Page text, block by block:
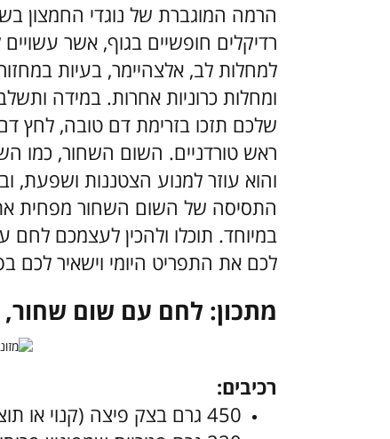
הרמה המוגברת של נוגדי החמצון
רדיקלים חופשיים בגוף, אשר
למחלות לב, אלצהיימר, בעיות
ומחלות כרוניות אחרות. במידה
שלכם תזכו בזרימת דם טובה, לחץ דם
ראש טורדניים. השום השחור, כמו
והוא עוזר למנוע הצטננות ושפעת,
התסיסה של השום השחור מפחית
במיוחד. תוכלו ולהכין לעצמכם לחם
לכם את התפריט היומי וישאיר
מתכון: לחם עם שום שחור,
רכיבים:
450 גרם בצק פיצה (קנוי או תוצרת בית)